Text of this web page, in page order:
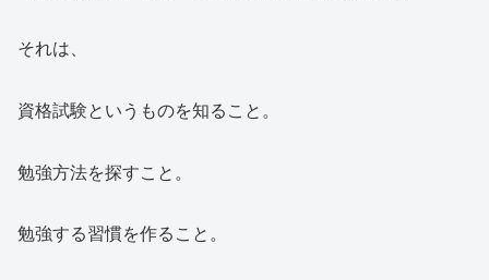
それは、
資格試験というものを知ること。
勉強方法を探すこと。
勉強する習慣を作ること。